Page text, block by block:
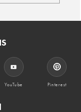
YouTube Pinterest